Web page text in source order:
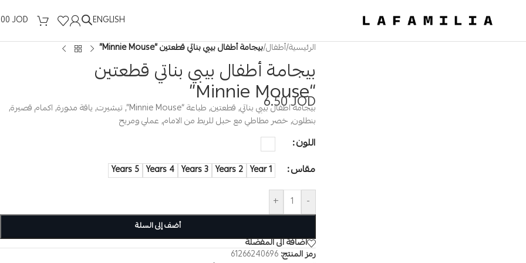
ENGLISH
JOD
الرئيسية/أطفال/بيجامة أطفال بيبي بناتي قطعتين “Minnie Mouse”
بيجامة أطفال بيبي بناتي قطعتين
“Minnie Mouse”
6.50JOD
بيجامة اطفال بيبي بناتي, قطعتين, طباعة “Minnie Mouse”, تيشيرت, ياقة مدورة, اكمام قصيرة,
بنطلون, خصر مطاطي مع حبل للربط من الامام, عملي ومريح
اللون
مقاس
1 Year
2 Years
3 Years
4 Years
5 Years
-
+
أضف إلى السلة
اضافة الى المفضلة
رمز المنتج:61266240696